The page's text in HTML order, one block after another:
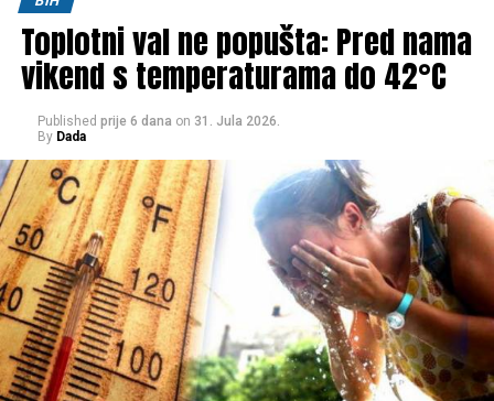
Tweet Share
Mail
Toplotni val ne popušta: Pred nama
vikend s temperaturama do 42°C
Published prije 6 dana on 31. Jula 2026.
By Dada